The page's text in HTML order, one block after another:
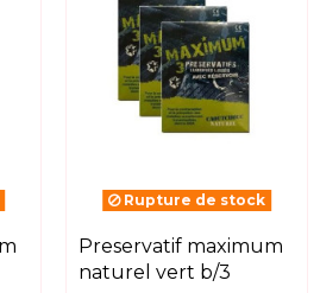
Rupture de stock
preservatif maximum
naturel vert b/3